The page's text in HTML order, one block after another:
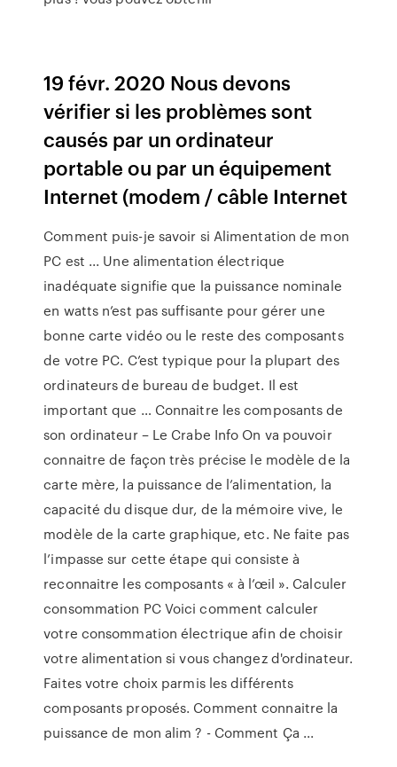
19 févr. 2020 Nous devons
vérifier si les problèmes sont
causés par un ordinateur
portable ou par un équipement
Internet (modem / câble Internet
Comment puis-je savoir si Alimentation de mon
PC est ... Une alimentation électrique
inadéquate signifie que la puissance nominale
en watts n’est pas suffisante pour gérer une
bonne carte vidéo ou le reste des composants
de votre PC. C’est typique pour la plupart des
ordinateurs de bureau de budget. Il est
important que … Connaitre les composants de
son ordinateur – Le Crabe Info On va pouvoir
connaitre de façon très précise le modèle de la
carte mère, la puissance de l’alimentation, la
capacité du disque dur, de la mémoire vive, le
modèle de la carte graphique, etc. Ne faite pas
l’impasse sur cette étape qui consiste à
reconnaitre les composants « à l’œil ». Calculer
consommation PC Voici comment calculer
votre consommation électrique afin de choisir
votre alimentation si vous changez d'ordinateur.
Faites votre choix parmis les différents
composants proposés. Comment connaitre la
puissance de mon alim ? - Comment Ça ...